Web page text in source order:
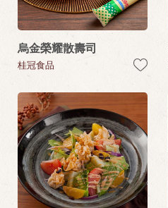
烏金榮耀散壽司
桂冠食品